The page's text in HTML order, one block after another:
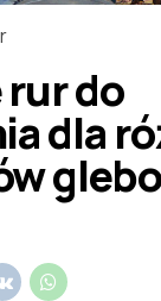
rur do
dla